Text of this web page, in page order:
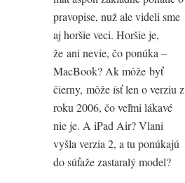
pravopise, nuž ale videli sme
aj horšie veci. Horšie je,
že ani nevie, čo ponúka –
MacBook? Ak môže byť
čierny, môže ísť len o verziu z
roku 2006, čo veľmi lákavé
nie je. A iPad Air? Vlani
vyšla verzia 2, a tu ponúkajú
do súťaže zastaralý model?